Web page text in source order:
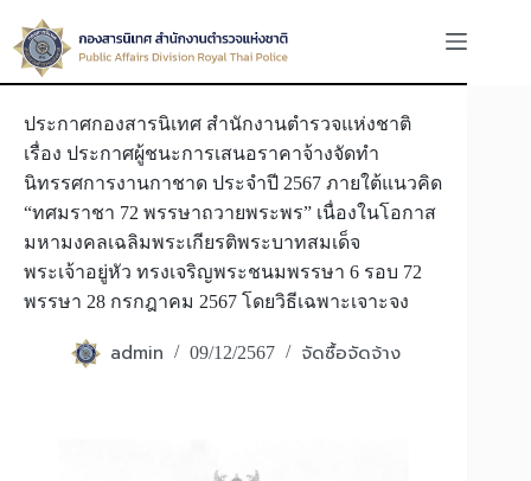
to
content
ประกาศกองสารนิเทศ สำนักงานตำรวจแห่งชาติ
เรื่อง ประกาศผู้ชนะการเสนอราคาจ้างจัดทำ
นิทรรศการงานกาชาด ประจำปี 2567 ภายใต้แนวคิด
“ทศมราชา 72 พรรษาถวายพระพร” เนื่องในโอกาส
มหามงคลเฉลิมพระเกียรติพระบาทสมเด็จ
พระเจ้าอยู่หัว ทรงเจริญพระชนมพรรษา 6 รอบ 72
พรรษา 28 กรกฎาคม 2567 โดยวิธีเฉพาะเจาะจง
admin 09/12/2567 จัดซื้อจัดจ้าง